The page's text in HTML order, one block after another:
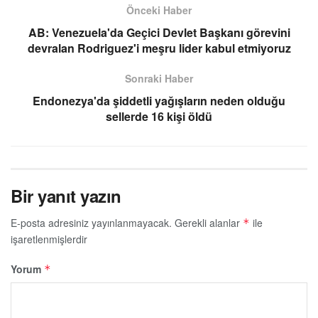
Önceki Haber
AB: Venezuela'da Geçici Devlet Başkanı görevini
devralan Rodriguez'i meşru lider kabul etmiyoruz
Sonraki Haber
Endonezya'da şiddetli yağışların neden olduğu
sellerde 16 kişi öldü
Bir yanıt yazın
E-posta adresiniz yayınlanmayacak. Gerekli alanlar * ile
işaretlenmişlerdir
Yorum *